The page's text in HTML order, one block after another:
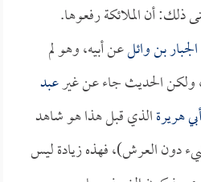
ذلك: أن الملائكة رفعوها.
بن وائلعن أبيه، وهو لم
ولكن الحديث جاء عن غيرعبد
أبي هريرةالذي قبل هذا هو شاهد
شيء دون العرش)، فهذه زيادة ليس